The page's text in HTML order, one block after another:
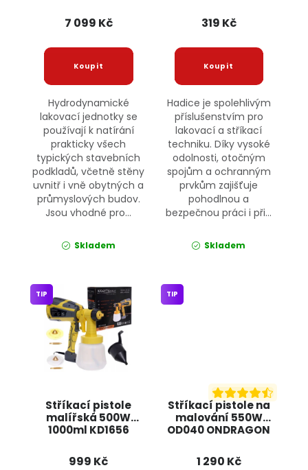
POWERMAT
7 099 Kč
Hydrodynamické
lakovací jednotky se
používají k natírání
prakticky všech
typických stavebních
podkladů, včetně stěny
uvnitř i vně obytných a
průmyslových budov.
Jsou vhodné pro...
Skladem
319 Kč
Hadice je spolehlivým
příslušenstvím pro
lakovací a stříkací
techniku. Díky vysoké
odolnosti, otočným
spojům a ochranným
prvkům zajišťuje
pohodlnou a
bezpečnou práci i při...
Skladem
Stříkací pistole
malířská 500W
1000ml KD1656
TIP
999 Kč
Stříkací pistole na
malování 550W
OD040 ONDRAGON
TIP
1 290 Kč